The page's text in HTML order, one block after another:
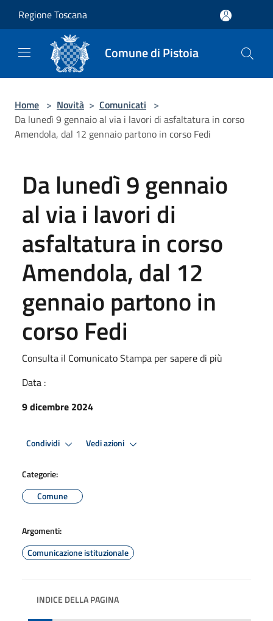
Regione Toscana
Comune di Pistoia
Home > Novità > Comunicati >
Da lunedì 9 gennaio al via i lavori di asfaltatura in corso
Amendola, dal 12 gennaio partono in corso Fedi
Da lunedì 9 gennaio
al via i lavori di
asfaltatura in corso
Amendola, dal 12
gennaio partono in
corso Fedi
Consulta il Comunicato Stampa per sapere di più
Data :
9 dicembre 2024
Condividi Vedi azioni
Categorie:
Comune
Argomenti:
Comunicazione istituzionale
INDICE DELLA PAGINA